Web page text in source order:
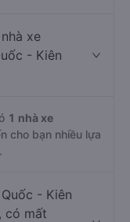
xe
- Kiên
1 nhà xe
cho bạn nhiều lựa
- Kiên
có mất